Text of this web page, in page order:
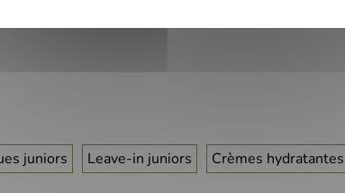
juniors Leave-in juniors Crèmes